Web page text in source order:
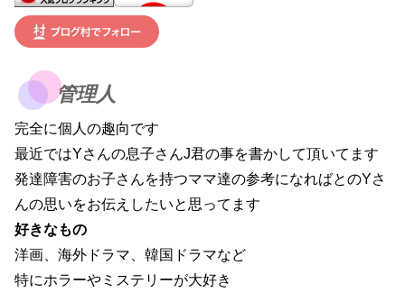
管理人
完全に個人の趣向です
最近ではYさんの息子さんJ君の事を書かして頂いてます
発達障害のお子さんを持つママ達の参考になればとのYさ
んの思いをお伝えしたいと思ってます
好きなもの
洋画、海外ドラマ、韓国ドラマなど
特にホラーやミステリーが大好き